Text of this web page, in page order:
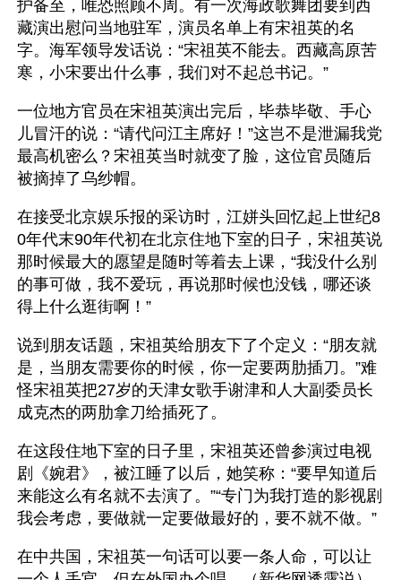
护备至，唯恐照顾不周。有一次海政歌舞团要到西
藏演出慰问当地驻军，演员名单上有宋祖英的名
字。海军领导发话说：“宋祖英不能去。西藏高原苦
寒，小宋要出什么事，我们对不起总书记。”
一位地方官员在宋祖英演出完后，毕恭毕敬、手心
儿冒汗的说：“请代问江主席好！”这岂不是泄漏我党
最高机密么？宋祖英当时就变了脸，这位官员随后
被摘掉了乌纱帽。
在接受北京娱乐报的采访时，江姘头回忆起上世纪8
0年代末90年代初在北京住地下室的日子，宋祖英说
那时候最大的愿望是随时等着去上课，“我没什么别
的事可做，我不爱玩，再说那时候也没钱，哪还谈
得上什么逛街啊！”
说到朋友话题，宋祖英给朋友下了个定义：“朋友就
是，当朋友需要你的时候，你一定要两肋插刀。”难
怪宋祖英把27岁的天津女歌手谢津和人大副委员长
成克杰的两肋拿刀给插死了。
在这段住地下室的日子里，宋祖英还曾参演过电视
剧《婉君》，被江睡了以后，她笑称：“要早知道后
来能这么有名就不去演了。”“专门为我打造的影视剧
我会考虑，要做就一定要做最好的，要不就不做。”
在中共国，宋祖英一句话可以要一条人命，可以让